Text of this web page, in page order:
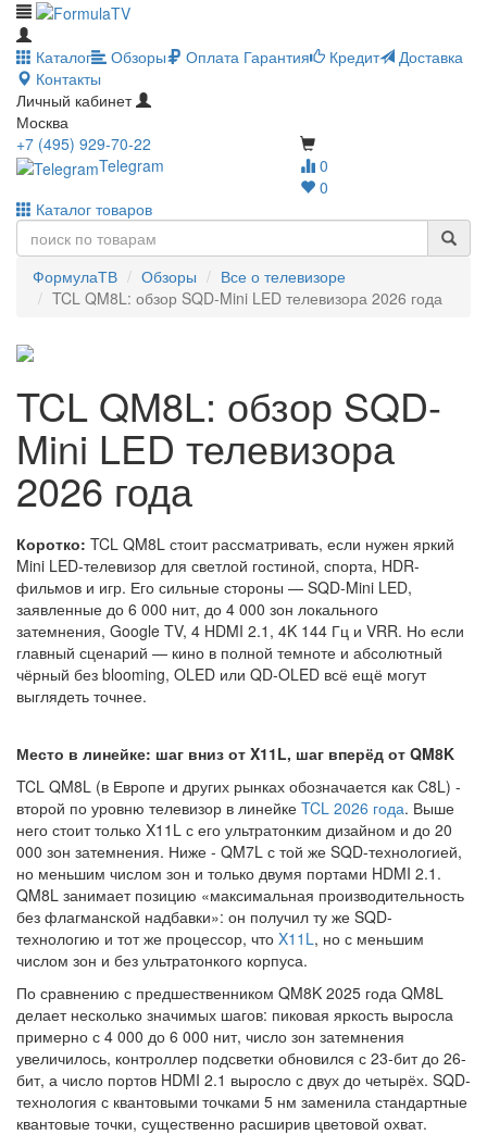
Каталог Обзоры Оплата Гарантия Кредит
Доставка
Контакты
Личный кабинет
Москва
0
0
+7 (495) 929-70-22
Telegram
Каталог товаров
ФормулаТВ Обзоры
Все о телевизоре
TCL QM8L: обзор SQD-Mini LED телевизора 2026 года
TCL QM8L: обзор SQD-
Mini LED телевизора
2026 года
Коротко: TCL QM8L стоит рассматривать, если нужен яркий
Mini LED-телевизор для светлой гостиной, спорта, HDR-
фильмов и игр. Его сильные стороны — SQD-Mini LED,
заявленные до 6 000 нит, до 4 000 зон локального
затемнения, Google TV, 4 HDMI 2.1, 4K 144 Гц и VRR. Но если
главный сценарий — кино в полной темноте и абсолютный
чёрный без blooming, OLED или QD-OLED всё ещё могут
выглядеть точнее.
Место в линейке: шаг вниз от X11L, шаг вперёд от QM8K
TCL QM8L (в Европе и других рынках обозначается как C8L) -
второй по уровню телевизор в линейке TCL 2026 года. Выше
него стоит только X11L с его ультратонким дизайном и до 20
000 зон затемнения. Ниже - QM7L с той же SQD-технологией,
но меньшим числом зон и только двумя портами HDMI 2.1.
QM8L занимает позицию «максимальная производительность
без флагманской надбавки»: он получил ту же SQD-
технологию и тот же процессор, что X11L, но с меньшим
числом зон и без ультратонкого корпуса.
По сравнению с предшественником QM8K 2025 года QM8L
делает несколько значимых шагов: пиковая яркость выросла
примерно с 4 000 до 6 000 нит, число зон затемнения
увеличилось, контроллер подсветки обновился с 23-бит до 26-
бит, а число портов HDMI 2.1 выросло с двух до четырёх. SQD-
технология с квантовыми точками 5 нм заменила стандартные
квантовые точки, существенно расширив цветовой охват.